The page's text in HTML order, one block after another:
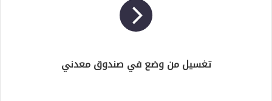
تغسيل من وضع في صندوق معدني